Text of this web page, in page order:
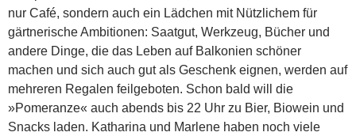
nur Café, sondern auch ein Lädchen mit Nützlichem für
gärtnerische Ambitionen: Saatgut, Werkzeug, Bücher und
andere Dinge, die das Leben auf Balkonien schöner
machen und sich auch gut als Geschenk eignen, werden auf
mehreren Regalen feilgeboten. Schon bald will die
»Pomeranze« auch abends bis 22 Uhr zu Bier, Biowein und
Snacks laden. Katharina und Marlene haben noch viele